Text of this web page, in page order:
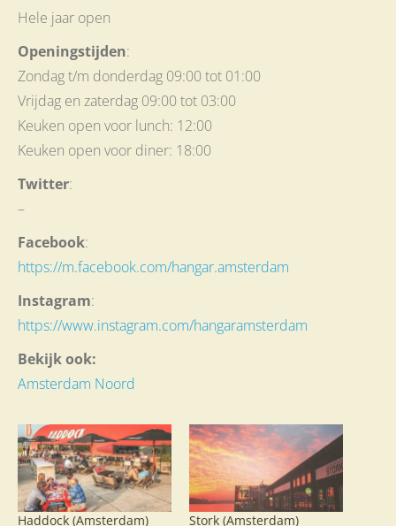
Hele jaar open
Openingstijden:
Zondag t/m donderdag 09:00 tot 01:00
Vrijdag en zaterdag 09:00 tot 03:00
Keuken open voor lunch: 12:00
Keuken open voor diner: 18:00
Twitter:
–
Facebook:
https://m.facebook.com/hangar.amsterdam
Instagram:
https://www.instagram.com/hangaramsterdam
Bekijk ook:
Amsterdam Noord
Haddock (Amsterdam) Stork (Amsterdam)